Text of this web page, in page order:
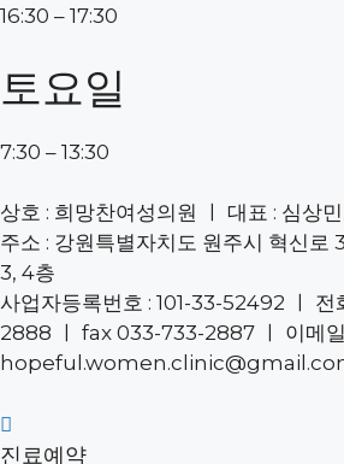
16:30 – 17:30
토요일
7:30 – 13:30
상호 : 희망찬여성의원 ㅣ 대표 : 심상
주소 : 강원특별자치도 원주시 혁신로
3, 4층
사업자등록번호 : 101-33-52492 ㅣ
2888 ㅣ fax 033-733-2887 ㅣ 이메
진료예약